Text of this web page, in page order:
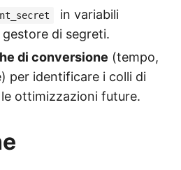
in variabili
gestore di segreti.
di conversione (tempo,
per identificare i colli di
ottimizzazioni future.